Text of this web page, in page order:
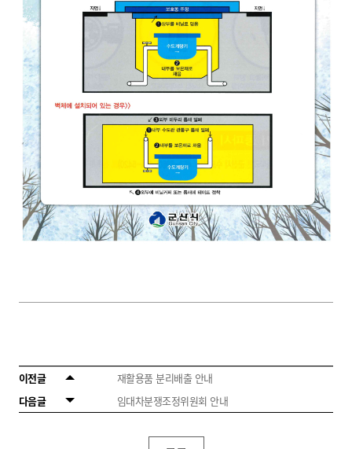
이전글
재활용품 분리배출 안내
다음글
임대차분쟁조정위원회 안내